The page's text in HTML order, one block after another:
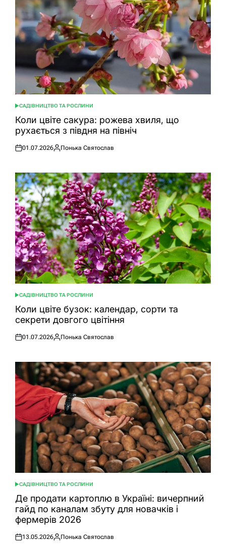
ОПУБЛІКУВАТИ
У
САДІВНИЦТВО ТА РОСЛИНИ
Коли цвіте сакура: рожева хвиля, що
рухається з півдня на північ
Оприлюднено
01.07.2026
Опубліковано
Понька Святослав
ОПУБЛІКУВАТИ
У
САДІВНИЦТВО ТА РОСЛИНИ
Коли цвіте бузок: календар, сорти та
секрети довгого цвітіння
Оприлюднено
01.07.2026
Опубліковано
Понька Святослав
ОПУБЛІКУВАТИ
У
САДІВНИЦТВО ТА РОСЛИНИ
Де продати картоплю в Україні: вичерпний
гайд по каналам збуту для новачків і
фермерів 2026
Оприлюднено
13.05.2026
Опубліковано
Понька Святослав